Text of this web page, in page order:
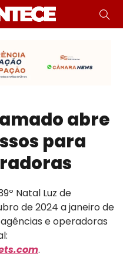
abre
para
Natal Luz de
de 2024 a janeiro de
e operadoras
.